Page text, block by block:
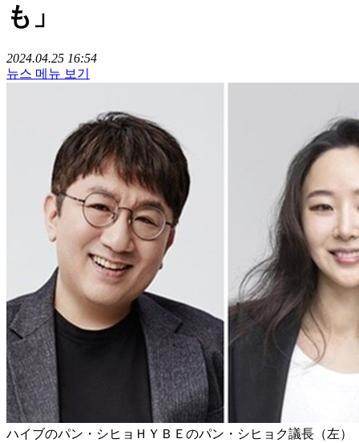
も」
2024.04.25 16:54
뉴스 메뉴 보기
ハイブのパン・シヒョＨＹＢＥのパン・シヒョク議長（左）